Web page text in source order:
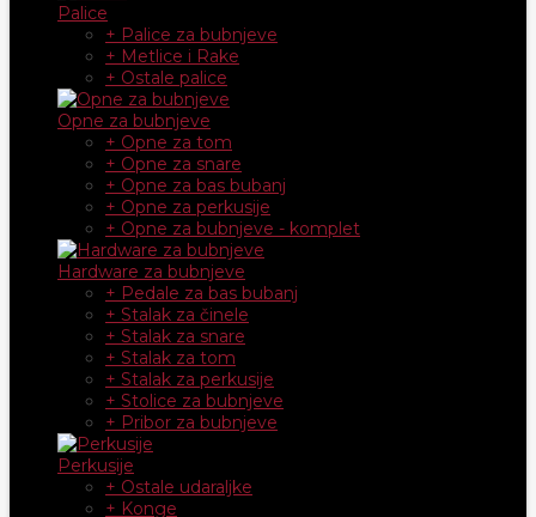
Palice
+ Palice za bubnjeve
+ Metlice i Rake
+ Ostale palice
Opne za bubnjeve
+ Opne za tom
+ Opne za snare
+ Opne za bas bubanj
+ Opne za perkusije
+ Opne za bubnjeve - komplet
Hardware za bubnjeve
+ Pedale za bas bubanj
+ Stalak za činele
+ Stalak za snare
+ Stalak za tom
+ Stalak za perkusije
+ Stolice za bubnjeve
+ Pribor za bubnjeve
Perkusije
+ Ostale udaraljke
+ Konge